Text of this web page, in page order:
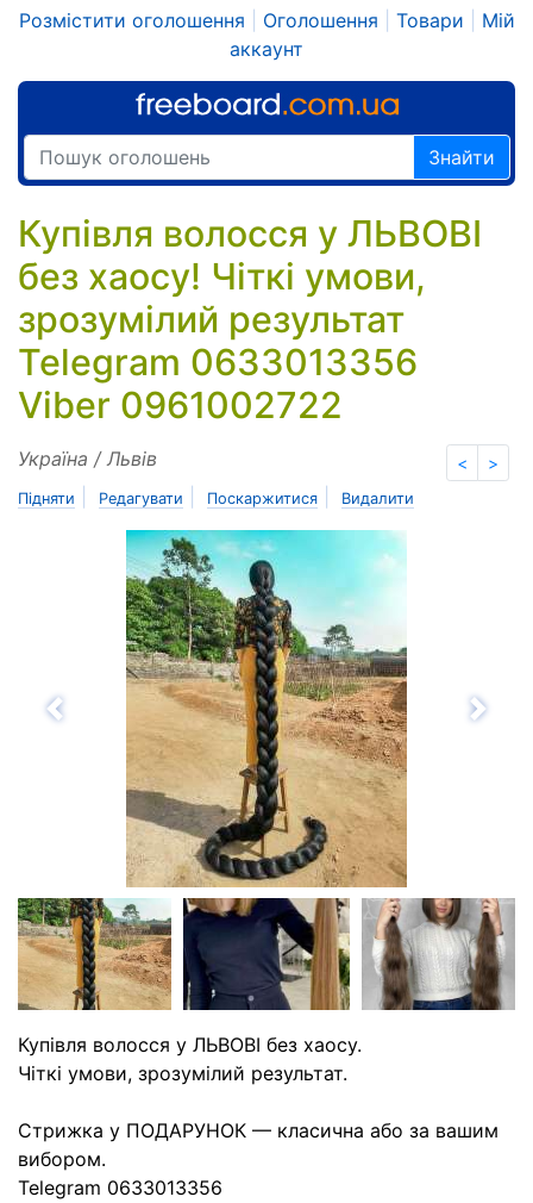
Розмістити оголошення Оголошення Товари
Мій
аккаунт
Знайти
Купівля волосся у ЛЬВОВІ
без хаосу! Чіткі умови,
зрозумілий результат
Telegram 0633013356
Viber 0961002722
< >
Україна / Львів
Підняти Редагувати Поскаржитися Видалити
Назад
Купівля волосся у ЛЬВОВІ без хаосу.
Чіткі умови, зрозумілий результат.
Стрижка у ПОДАРУНОК — класична або за вашим
вибором.
Telegram 0633013356